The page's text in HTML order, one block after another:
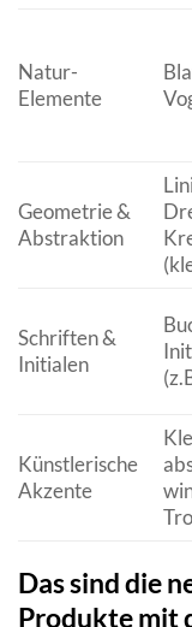
Natur-
Elemente
Geometrie &
Abstraktion
Schriften &
Initialen
Künstlerische
Akzente
Das sind die
Produkte mit